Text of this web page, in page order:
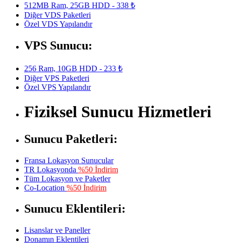
512MB Ram, 25GB HDD - 338 ₺
Diğer VDS Paketleri
Özel VDS Yapılandır
VPS Sunucu:
256 Ram, 10GB HDD - 233 ₺
Diğer VPS Paketleri
Özel VPS Yapılandır
Fiziksel Sunucu Hizmetleri
Sunucu Paketleri:
Fransa Lokasyon Sunucular
TR Lokasyonda %50 İndirim
Tüm Lokasyon ve Paketler
Co-Location %50 İndirim
Sunucu Eklentileri:
Lisanslar ve Paneller
Donamın Eklentileri